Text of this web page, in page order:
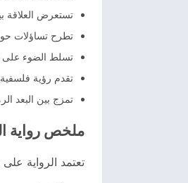
تستعرض العلاقة
تطرح تساؤلات
تسلط الضوء على
تقدم رؤية
تمزج بين البعد
ملخص رواية
تعتمد الرواية